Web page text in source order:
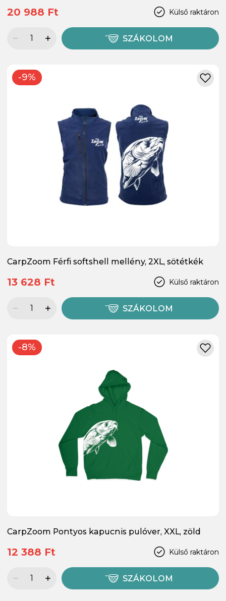
Külső raktáron
20 988 Ft
SZÁKOLOM
-9%
CarpZoom Férfi softshell mellény, 2XL, sötétkék
Külső raktáron
13 628 Ft
SZÁKOLOM
-8%
CarpZoom Pontyos kapucnis pulóver, XXL, zöld
Külső raktáron
12 388 Ft
SZÁKOLOM